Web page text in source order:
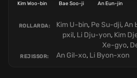
Kim Woo-bin Bae Soo-ji An Eun-jin
ROLLARDA: Kim U-bin, Pe Su-dji,An
pxil, Li Dju-yon, Kim
Xe-gyo,
REJISSOR: An Gil-xo, Li Byon-xon